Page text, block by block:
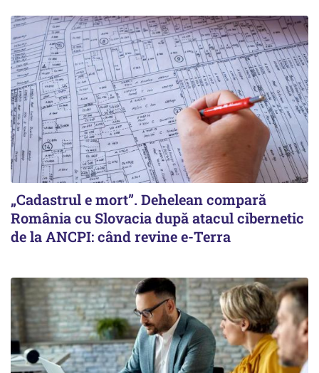
„Cadastrul e mort”. Dehelean compară
România cu Slovacia după atacul cibernetic
de la ANCPI: când revine e-Terra